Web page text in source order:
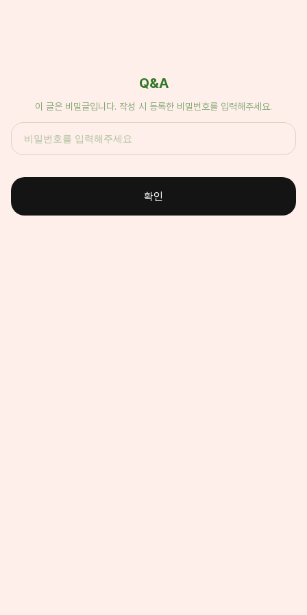
Q&A
이 글은 비밀글입니다. 작성 시 등록한 비밀번호를 입력해주세요.
확인